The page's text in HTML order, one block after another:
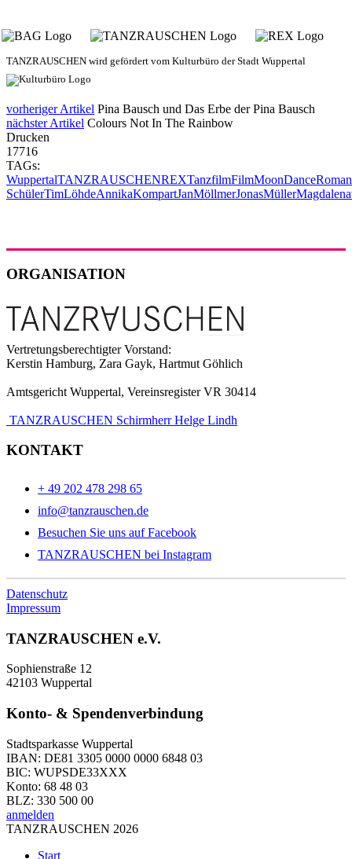
TANZRAUSCHEN wird gefördert vom Kulturbüro der Stadt Wuppertal
vorheriger Artikel Pina Bausch und Das Erbe der Pina Bausch
nächster Artikel Colours Not In The Rainbow
Drucken
17716
TAGs:
WuppertalTANZRAUSCHENREXTanzfilmFilmMoonDance
SchülerTimLöhdeAnnikaKompartJanMöllmerJonasMüller
ORGANISATION
Vertretungsberechtigter Vorstand:
Kerstin Hamburg, Zara Gayk, Hartmut Göhlich
Amtsgericht Wuppertal, Vereinsregister VR 30414
TANZRAUSCHEN Schirmherr Helge Lindh
KONTAKT
+ 49 202 478 298 65
info@tanzrauschen.de
Besuchen Sie uns auf Facebook
TANZRAUSCHEN bei Instagram
Datenschutz
Impressum
TANZRAUSCHEN e.V.
Sophienstraße 12
42103 Wuppertal
Konto- & Spendenverbindung
Stadtsparkasse Wuppertal
IBAN: DE81 3305 0000 0000 6848 03
BIC: WUPSDE33XXX
Konto: 68 48 03
BLZ: 330 500 00
anmelden
TANZRAUSCHEN 2026
Start